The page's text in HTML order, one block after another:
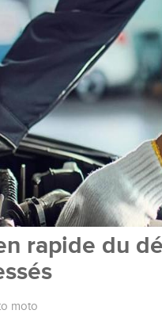
rapide du
moto